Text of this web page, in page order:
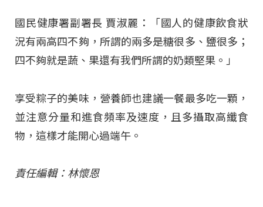
國民健康署副署長 賈淑麗：「國人的健康飲食狀
況有兩高四不夠，所謂的兩多是糖很多、鹽很多；
四不夠就是蔬、果還有我們所謂的奶類堅果。」
享受粽子的美味，營養師也建議一餐最多吃一顆，
並注意分量和進食頻率及速度，且多攝取高纖食
物，這樣才能開心過端午。
責任編輯：林懷恩